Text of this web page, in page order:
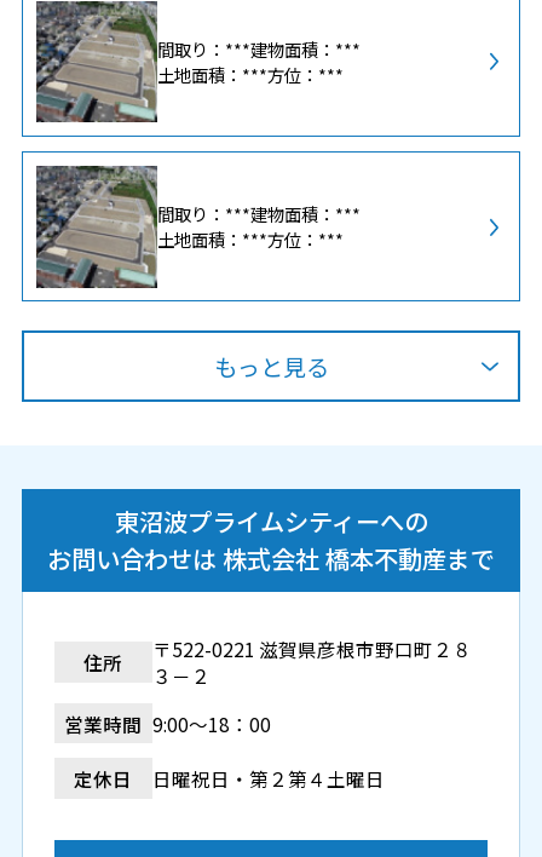
間取り：***建物面積：***
土地面積：***方位：***
間取り：***建物面積：***
土地面積：***方位：***
もっと見る
東沼波プライムシティーへの
お問い合わせは 株式会社 橋本不動産まで
住所
〒522-0221 滋賀県彦根市野口町２８
３－２
営業時間 9:00～18：00
定休日 日曜祝日・第２第４土曜日